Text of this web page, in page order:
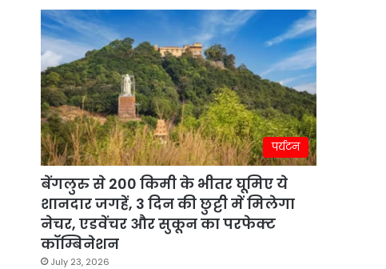
पर्यटन
बेंगलुरु से 200 किमी के भीतर घूमिए ये
शानदार जगहें, 3 दिन की छुट्टी में मिलेगा
नेचर, एडवेंचर और सुकून का परफेक्ट
कॉम्बिनेशन
July 23, 2026